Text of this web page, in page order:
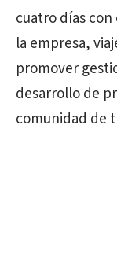
cuatro días
la empresa,
promover
desarrollo de
comunidad de